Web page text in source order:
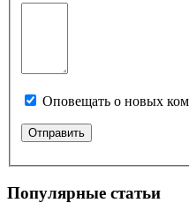
Оповещать о новых
Популярные статьи